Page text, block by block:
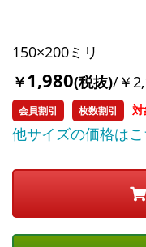
150×200ミリ
￥1,980(税抜)/￥
会員割引 枚数割引
他サイズの価格は